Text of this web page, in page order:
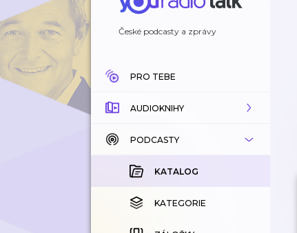
České podcasty a zprávy
PRO TEBE
AUDIOKNIHY
KATALOG
KOUPENÉ
KATEGORIE
PODCASTY
KATALOG
KATEGORIE